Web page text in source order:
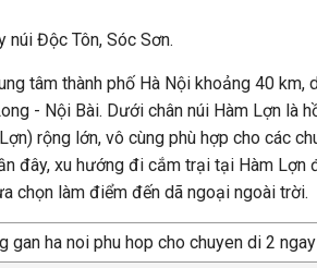
núi Độc Tôn, Sóc Sơn.
tâm thành phố Hà Nội khoảng 40 km,
- Nội Bài. Dưới chân núi Hàm Lợn là
rộng lớn, vô cùng phù hợp cho các
đây, xu hướng đi cắm trại tại Hàm Lợn
chọn làm điểm đến dã ngoại ngoài trời.